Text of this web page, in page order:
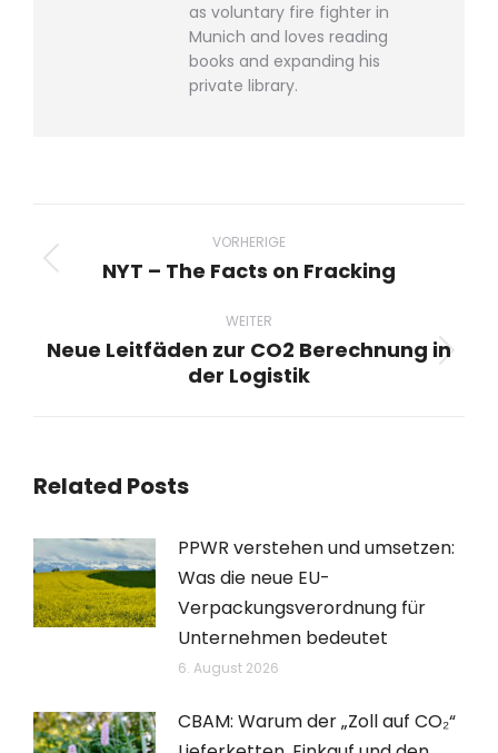
as voluntary fire fighter in
Munich and loves reading
books and expanding his
private library.
VORHERIGE
Vorheriger
NYT – The Facts on Fracking
WEITER
Nächster
Beitrag:
Neue Leitfäden zur CO2 Berechnung in
der Logistik
Related Posts
PPWR verstehen und umsetzen:
Was die neue EU-
Verpackungsverordnung für
Unternehmen bedeutet
6. August 2026
CBAM: Warum der „Zoll auf CO₂“